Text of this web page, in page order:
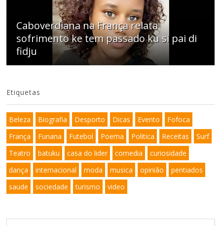
Caboverdiana na França relata
sofrimento ke tem passado ku si pai di
fidju
Etiquetas
Beleza Biografia Desporto Dicas Evento
Fofoca
França
Funana Futebol Poema Politica Receitas
Surf
Teatro
batuku casa do lider comedia
curiosidade
dança
internacional moda musica opinião
pentiados
saude
sociedade turismo video